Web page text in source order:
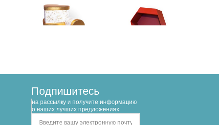
980.00 руб 235.00 руб
Подпишитесь
на рассылку и получите информацию
о наших лучших предложениях